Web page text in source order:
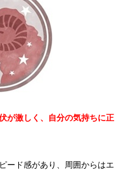
が激しく、自分の気持ちに正
ード感があり、周囲からはエ